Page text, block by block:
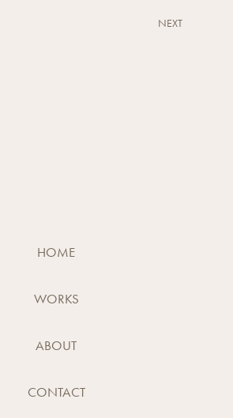
NEXT
HOME
WORKS
ABOUT
CONTACT